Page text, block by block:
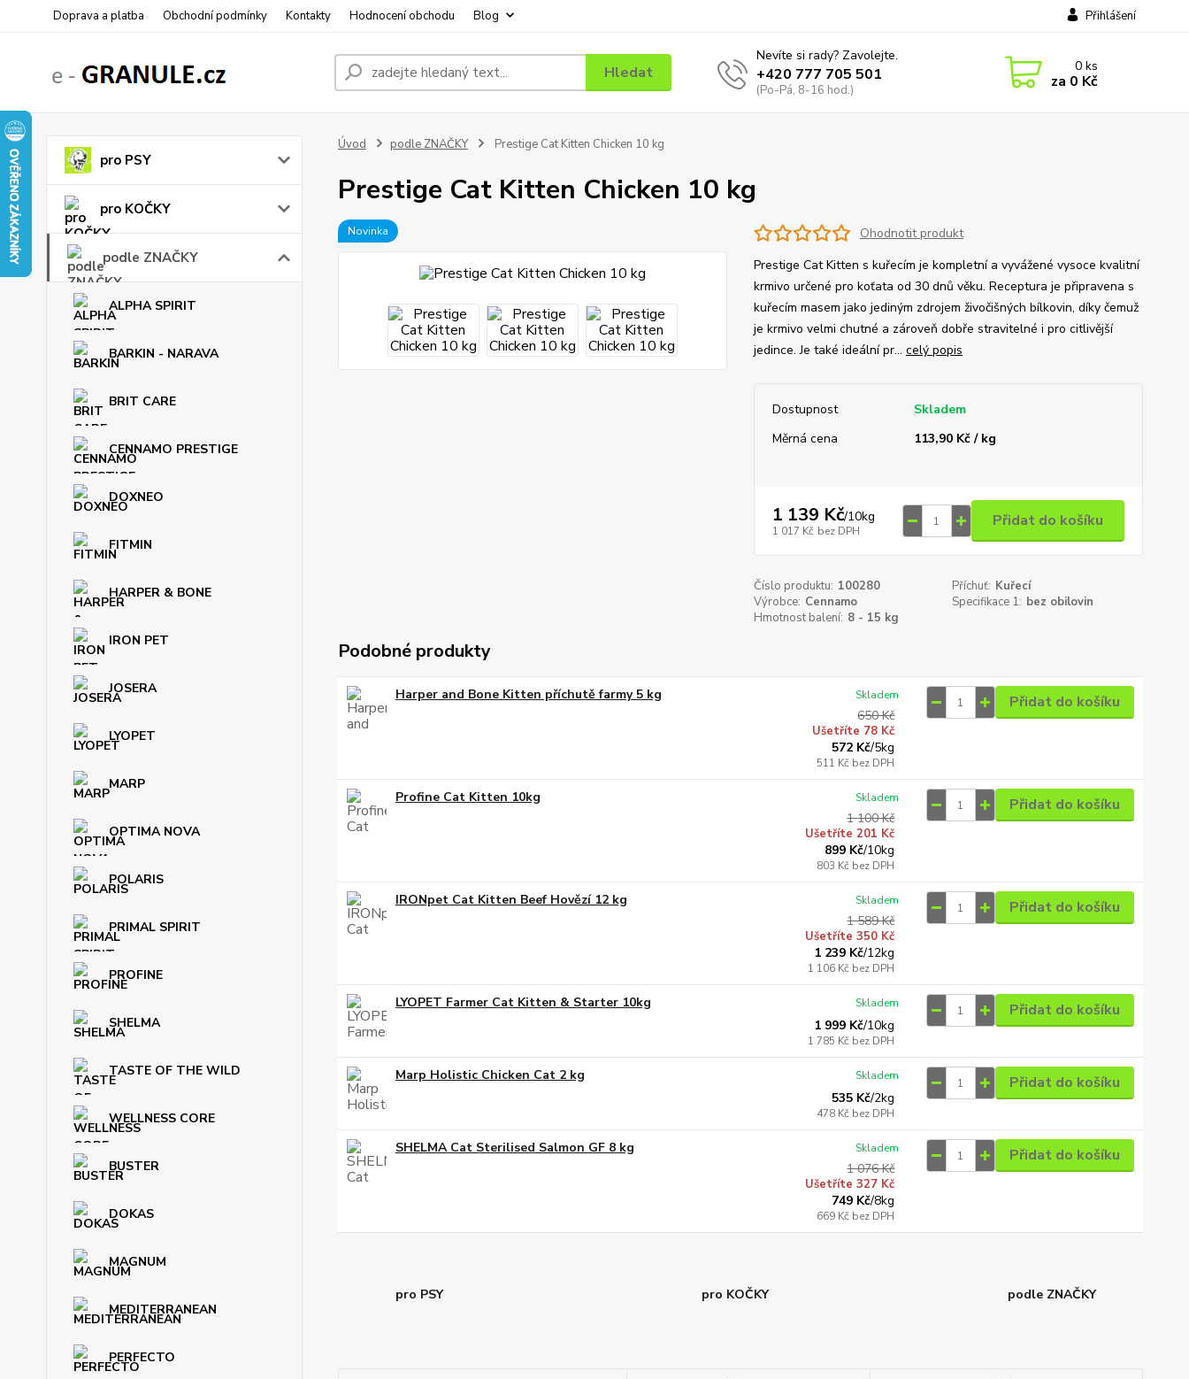
Doprava a platba Obchodní podmínky Kontakty Hodnocení obchodu Blog Přihlášení
Hledat
Nevíte si rady? Zavolejte.
+420 777 705 501
(Po-Pá, 8-16 hod.)
0ks
za 0 Kč
pro PSY
pro KOČKY
podle ZNAČKY
ALPHA SPIRIT
BARKIN - NARAVA
BRIT CARE
CENNAMO PRESTIGE
DOXNEO
FITMIN
HARPER & BONE
IRON PET
JOSERA
LYOPET
MARP
OPTIMA NOVA
POLARIS
PRIMAL SPIRIT
PROFINE
SHELMA
TASTE OF THE WILD
WELLNESS CORE
BUSTER
DOKAS
MAGNUM
MEDITERRANEAN
PERFECTO
Úvod podle ZNAČKY Prestige Cat Kitten Chicken 10 kg
Prestige Cat Kitten Chicken 10 kg
Novinka
Ohodnotit produkt
Prestige Cat Kitten s kuřecím je kompletní a vyvážené vysoce kvalitní
krmivo určené pro koťata od 30 dnů věku. Receptura je připravena s
kuřecím masem jako jediným zdrojem živočišných bílkovin, díky čemuž
je krmivo velmi chutné a zároveň dobře stravitelné i pro citlivější
jedince. Je také ideální pr... celý popis
Dostupnost
Skladem
Měrná cena
113,90 Kč / kg
1 139 Kč/10kg
1 017 Kč bez DPH
Přidat do košíku
Číslo produktu: 100280 Příchuť: Kuřecí
Výrobce: Cennamo Specifikace 1: bez obilovin
Hmotnost balení: 8 - 15 kg
Podobné produkty
Harper and Bone Kitten příchutě farmy 5 kg
650 Kč
Ušetříte 78 Kč
572 Kč/5kg
511 Kč bez DPH
Skladem Přidat do košíku
Profine Cat Kitten 10kg
1 100 Kč
Ušetříte 201 Kč
899 Kč/10kg
803 Kč bez DPH
Skladem Přidat do košíku
IRONpet Cat Kitten Beef Hovězí 12 kg
1 589 Kč
Ušetříte 350 Kč
1 239 Kč/12kg
1 106 Kč bez DPH
Skladem Přidat do košíku
LYOPET Farmer Cat Kitten & Starter 10kg
1 999 Kč/10kg
1 785 Kč bez DPH
Skladem Přidat do košíku
Marp Holistic Chicken Cat 2 kg
535 Kč/2kg
478 Kč bez DPH
Skladem Přidat do košíku
SHELMA Cat Sterilised Salmon GF 8 kg
1 076 Kč
Ušetříte 327 Kč
749 Kč/8kg
669 Kč bez DPH
Skladem Přidat do košíku
pro PSY pro KOČKY podle ZNAČKY